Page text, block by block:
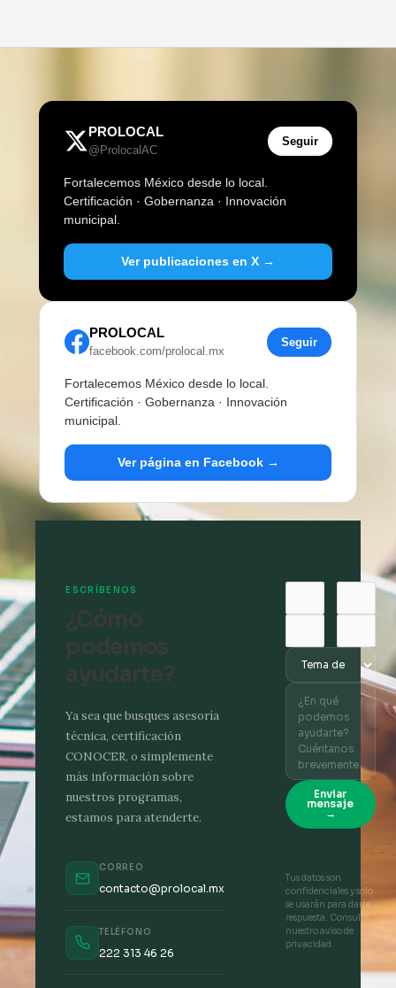
PROLOCAL
@ProlocalAC
Seguir
Fortalecemos México desde lo local.
Certificación · Gobernanza · Innovación
municipal.
Ver publicaciones en X →
PROLOCAL
facebook.com/prolocal.mx
Seguir
Fortalecemos México desde lo local.
Certificación · Gobernanza · Innovación
municipal.
Ver página en Facebook →
ESCRÍBENOS
¿Cómo
podemos
ayudarte?
Ya sea que busques asesoría
técnica, certificación
CONOCER, o simplemente
más información sobre
nuestros programas,
estamos para atenderte.
CORREO
contacto@prolocal.mx
TELÉFONO
222 313 46 26
Enviar
mensaje
→
Tus datos son
confidenciales y solo
se usarán para darte
respuesta. Consulta
nuestro aviso de
privacidad.